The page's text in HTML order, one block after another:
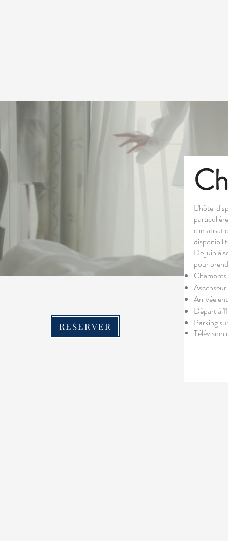
RESERVER
L'hôtel
De juin à
pour
Arrivée
Départ à
Parking